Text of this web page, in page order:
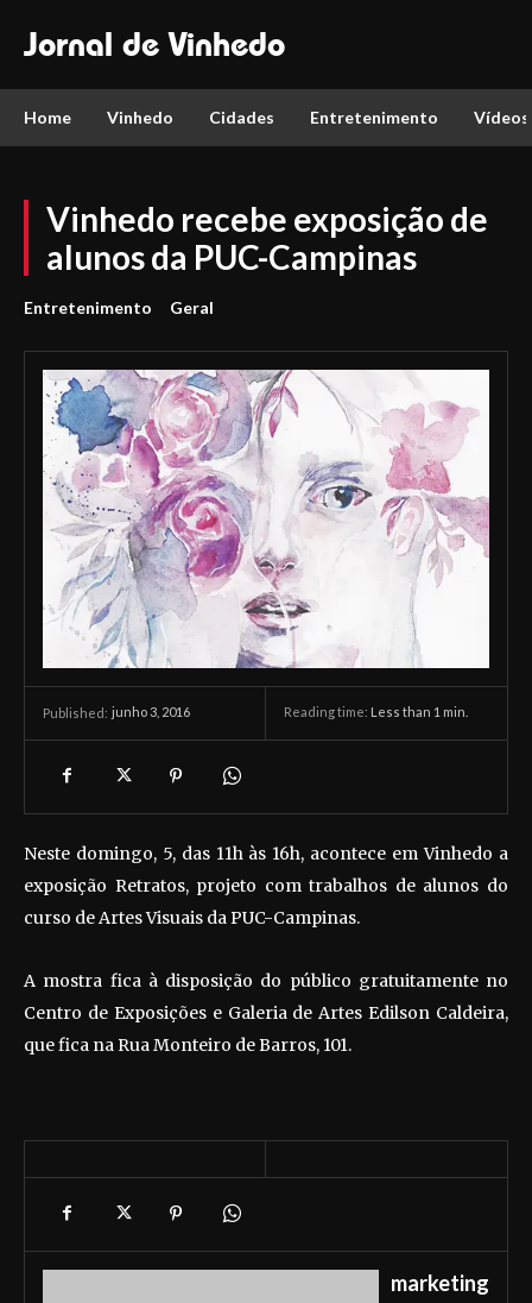
Jornal de Vinhedo
Home Vinhedo Cidades Entretenimento Vídeos
Vinhedo recebe exposição de
alunos da PUC-Campinas
Entretenimento Geral
Published: junho 3, 2016 Reading time: Less than 1 min.
Neste domingo, 5, das 11h às 16h, acontece em Vinhedo a
exposição Retratos, projeto com trabalhos de alunos do
curso de Artes Visuais da PUC-Campinas.
A mostra fica à disposição do público gratuitamente no
Centro de Exposições e Galeria de Artes Edilson Caldeira,
que fica na Rua Monteiro de Barros, 101.
marketing